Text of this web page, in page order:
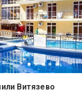
Витязево